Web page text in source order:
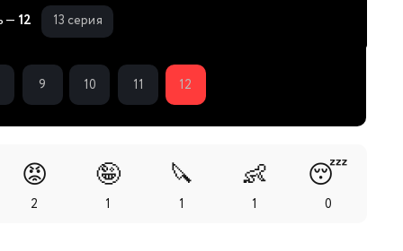
— 12 13 серия
9 10 11 12
😡
2
🤪
1
🔪
1
👶
1
😴
0